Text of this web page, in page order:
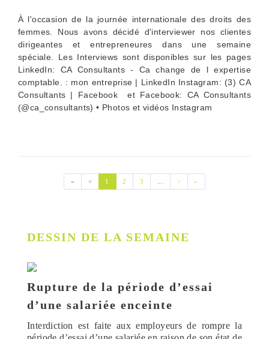
À l'occasion de la journée internationale des droits des
femmes. Nous avons décidé d'interviewer nos clientes
dirigeantes et entrepreneures dans une semaine
spéciale. Les Interviews sont disponibles sur les pages
LinkedIn: CA Consultants - Ca change de l expertise
comptable. : mon entreprise | LinkedIn Instagram: (3) CA
Consultants | Facebook et Facebook: CA Consultants
(@ca_consultants) • Photos et vidéos Instagram
« Première page
<Page précédente
1 (current)
2 3 >Page suivante
»
DESSIN DE LA SEMAINE
Rupture de la période d’essai
d’une salariée enceinte
Interdiction est faite aux employeurs de rompre la